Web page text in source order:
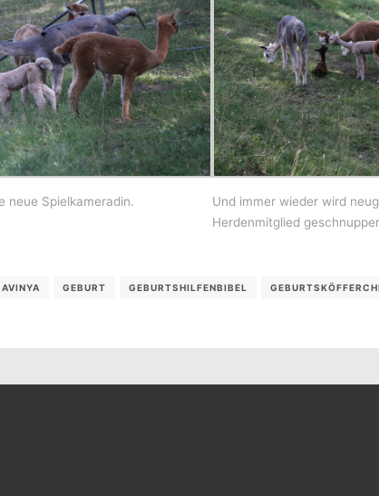
neue Spielkameradin.
Und immer wieder wird
Herdenmitglied
AVINYA GEBURT GEBURTSHILFENBIBEL